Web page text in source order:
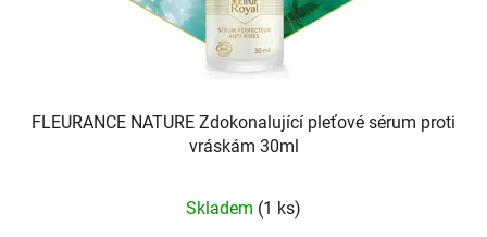
FLEURANCE NATURE Zdokonalující pleťové sérum proti
vráskám 30ml
Skladem (1 ks)